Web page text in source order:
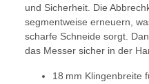
und Sicherheit. Die
segmentweise erneuern,
scharfe Schneide sorgt.
das Messer sicher in der
18 mm Klingenbreite